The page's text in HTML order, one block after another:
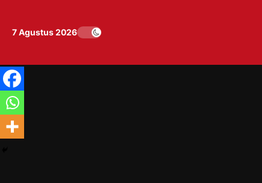
content
7 Agustus 2026